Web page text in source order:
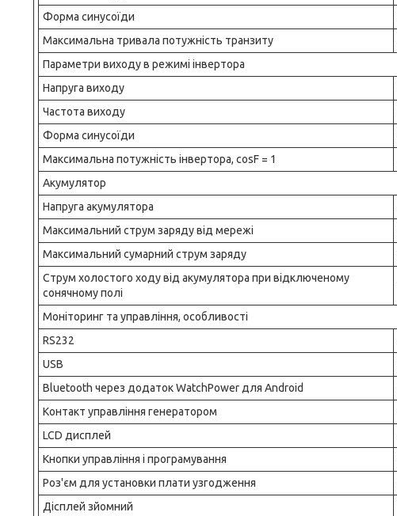
Форма синусоїди
Максимальна тривала потужність транзиту
Параметри виходу в режимі інвертора
Напруга виходу
Частота виходу
Форма синусоїди
Максимальна потужність інвертора, соsF = 1
Акумулятор
Напруга акумулятора
Максимальний струм заряду від мережі
Максимальний сумарний струм заряду
Струм холостого ходу від акумулятора при відключеному
сонячному полі
Моніторинг та управління, особливості
RS232
USB
Bluetooth через додаток WatchPower для Android
Контакт управління генератором
LCD дисплей
Кнопки управління і програмування
Роз'єм для установки плати узгодження
Дісплей зйомний